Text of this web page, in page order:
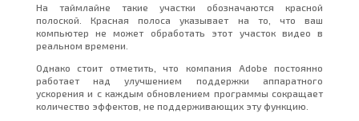
На таймлайне такие участки обозначаются красной
полоской. Красная полоса указывает на то, что ваш
компьютер не может обработать этот участок видео в
реальном времени.
Однако стоит отметить, что компания Adobe постоянно
работает над улучшением поддержки аппаратного
ускорения и с каждым обновлением программы сокращает
количество эффектов, не поддерживающих эту функцию.